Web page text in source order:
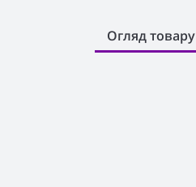
Огляд товару